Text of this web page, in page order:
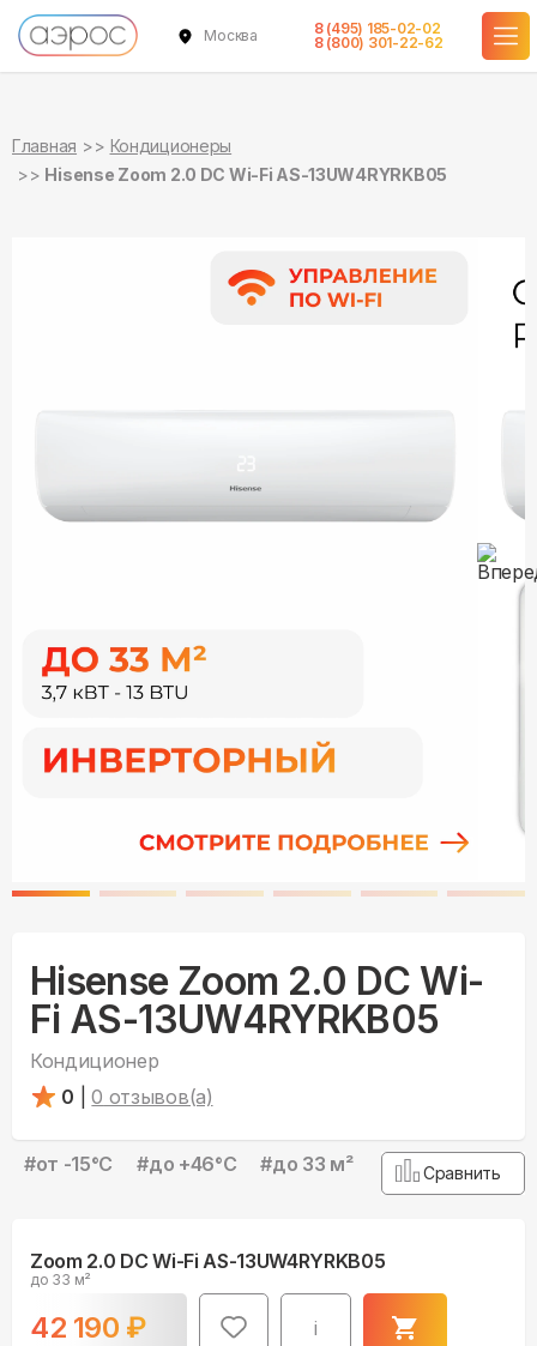
Москва
8 (495) 185-02-02
8 (800) 301-22-62
Главная
Кондиционеры
Hisense Zoom 2.0 DC Wi-Fi AS-13UW4RYRKB05
Hisense Zoom 2.0 DC Wi-
Fi AS-13UW4RYRKB05
Кондиционер
0
0 отзывов(а)
#от -15°С #до +46°С #до 33 м² Сравнить
Zoom 2.0 DC Wi-Fi AS-13UW4RYRKB05
до 33 м²
42 190 ₽ i
в наличии
в наличии